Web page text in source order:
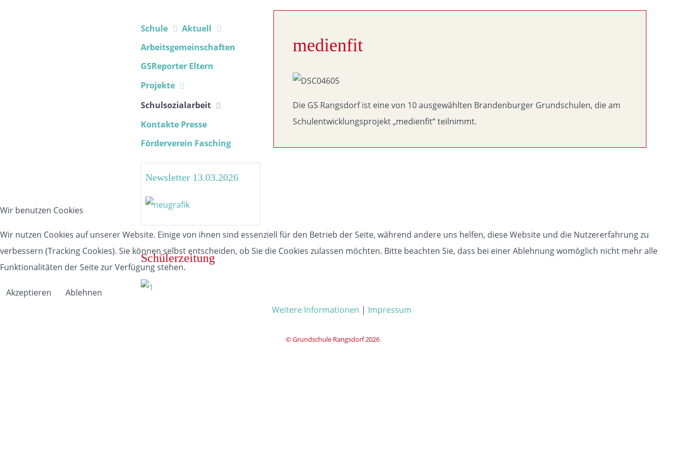
Schule
Aktuell
Arbeitsgemeinschaften
GSReporter Eltern
Projekte
Schulsozialarbeit
Kontakte Presse
Förderverein Fasching
Newsletter 13.03.2026
Schülerzeitung
medienfit
Die GS Rangsdorf ist eine von 10 ausgewählten Brandenburger Grundschulen, die am
Schulentwicklungsprojekt „medienfit“ teilnimmt.
© Grundschule Rangsdorf 2026
Wir benutzen Cookies
Wir nutzen Cookies auf unserer Website. Einige von ihnen sind essenziell für den Betrieb der Seite, während andere uns helfen, diese Website und die Nutzererfahrung zu
verbessern (Tracking Cookies). Sie können selbst entscheiden, ob Sie die Cookies zulassen möchten. Bitte beachten Sie, dass bei einer Ablehnung womöglich nicht mehr alle
Funktionalitäten der Seite zur Verfügung stehen.
Akzeptieren
Ablehnen
Weitere Informationen | Impressum